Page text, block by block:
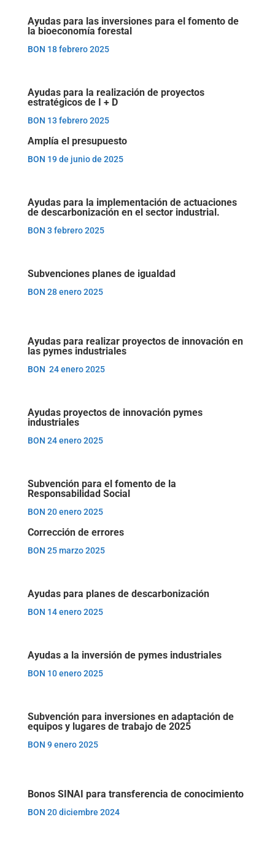
Ayudas para las inversiones para el fomento de
la bioeconomía forestal
BON 18 febrero 2025
Ayudas para la realización de proyectos
estratégicos de I + D
BON 13 febrero 2025
Amplía el presupuesto
BON 19 de junio de 2025
Ayudas para la implementación de actuaciones
de descarbonización en el sector industrial.
BON 3 febrero 2025
Subvenciones planes de igualdad
BON 28 enero 2025
Ayudas para realizar proyectos de innovación en
las pymes industriales
BON 24 enero 2025
Ayudas proyectos de innovación pymes
industriales
BON 24 enero 2025
Subvención para elfomento de la
Responsabilidad Social
BON 20 enero 2025
Corrección de errores
BON 25 marzo 2025
Ayudas para planes de descarbonización
BON 14 enero 2025
Ayudas a la inversión de pymes industriales
BON 10 enero 2025
Subvención para inversiones en adaptación de
equipos y lugares de trabajo de 2025
BON 9 enero 2025
Bonos SINAI para transferencia de conocimiento
BON 20 diciembre 2024